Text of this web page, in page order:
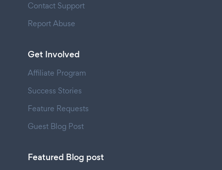
Contact Support
Report Abuse
Get Involved
Affiliate Program
Success Stories
Feature Requests
Guest Blog Post
Featured Blog post